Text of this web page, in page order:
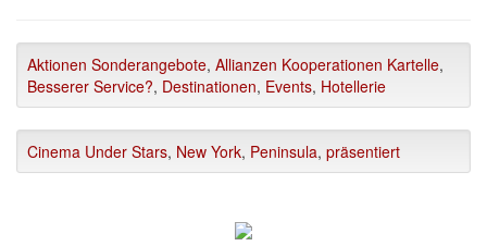
Aktionen Sonderangebote, Allianzen Kooperationen Kartelle,
Besserer Service?, Destinationen, Events, Hotellerie
Cinema Under Stars, New York, Peninsula, präsentiert